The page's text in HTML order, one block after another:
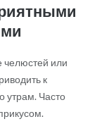
челюстей или
к
утрам. Часто